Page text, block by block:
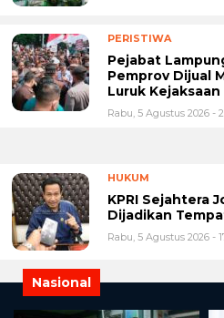
PERISTIWA
Pejabat
Pemprov Dijual
Luruk Kejaksaan
Rabu, 5 Agustus 2026 -
HUKUM
KPRI Sejahtera
Dijadikan
Rabu, 5 Agustus 2026 -
Nasional